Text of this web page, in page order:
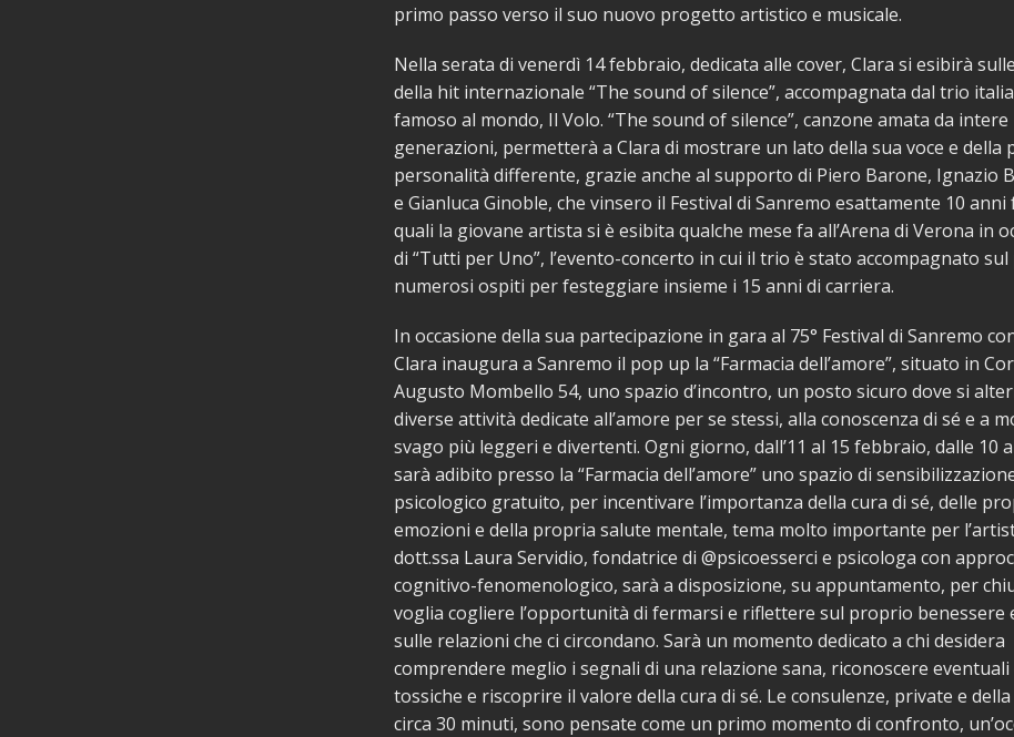
primo passo verso il suo nuovo progetto artistico e musicale.
Nella serata di venerdì 14 febbraio, dedicata alle cover, Clara si esibirà
della hit internazionale “The sound of silence”, accompagnata dal trio
famoso al mondo, Il Volo. “The sound of silence”, canzone amata da intere
generazioni, permetterà a Clara di mostrare un lato della sua voce e della
personalità differente, grazie anche al supporto di Piero Barone, Ignazio
e Gianluca Ginoble, che vinsero il Festival di Sanremo esattamente 10 anni
quali la giovane artista si è esibita qualche mese fa all’Arena di Verona in
di “Tutti per Uno”, l’evento-concerto in cui il trio è stato accompagnato sul
numerosi ospiti per festeggiare insieme i 15 anni di carriera.
In occasione della sua partecipazione in gara al 75° Festival di Sanremo
Clara inaugura a Sanremo il pop up la “Farmacia dell’amore”, situato in
Augusto Mombello 54, uno spazio d’incontro, un posto sicuro dove si
diverse attività dedicate all’amore per se stessi, alla conoscenza di sé e a
svago più leggeri e divertenti. Ogni giorno, dall’11 al 15 febbraio, dalle 10
sarà adibito presso la “Farmacia dell’amore” uno spazio di
psicologico gratuito, per incentivare l’importanza della cura di sé, delle
emozioni e della propria salute mentale, tema molto importante per
dott.ssa Laura Servidio, fondatrice di @psicoesserci e psicologa con
cognitivo-fenomenologico, sarà a disposizione, su appuntamento, per
voglia cogliere l’opportunità di fermarsi e riflettere sul proprio benessere
sulle relazioni che ci circondano. Sarà un momento dedicato a chi desidera
comprendere meglio i segnali di una relazione sana, riconoscere eventuali
tossiche e riscoprire il valore della cura di sé. Le consulenze, private e
circa 30 minuti, sono pensate come un primo momento di confronto,